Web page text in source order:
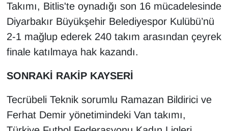
Takımı, Bitlis'te oynadığı son 16 mücadelesinde
Diyarbakır Büyükşehir Belediyespor Kulübü’nü
2-1 mağlup ederek 240 takım arasından çeyrek
finale katılmaya hak kazandı.
SONRAKİ RAKİP KAYSERİ
Tecrübeli Teknik sorumlu Ramazan Bildirici ve
Ferhat Demir yönetimindeki Van takımı,
Kültür & Sanat
KURDÎ
ONE EKONOMİ